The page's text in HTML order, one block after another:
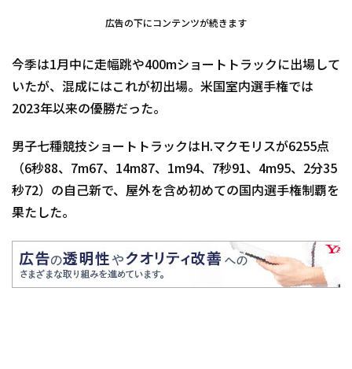
広告の下にコンテンツが続きます
今季は1月中に走幅跳や400mショートトラックに出場して
いたが、混成にはこれが初出場。米国室内選手権では
2023年以来の優勝だった。
男子七種競技ショートトラックはH.マクモリスが6255点
（6秒88、7m67、14m87、1m94、7秒91、4m95、2分35
秒72）の自己新で、屋外を含め初めての国内選手権制覇を
果たした。